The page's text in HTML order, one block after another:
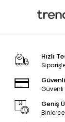
Hızlı
Geniş